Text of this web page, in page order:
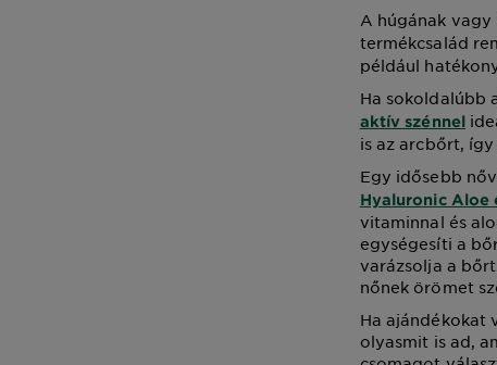
A húgának
termékcsalád
például
Ha sokoldalúbb
aktív szénnel
is az arcbőrt,
Egy idősebb
Hyaluronic Aloe
vitaminnal és
egységesíti a
varázsolja a
nőnek örömet
Ha ajándékokat
olyasmit is ad,